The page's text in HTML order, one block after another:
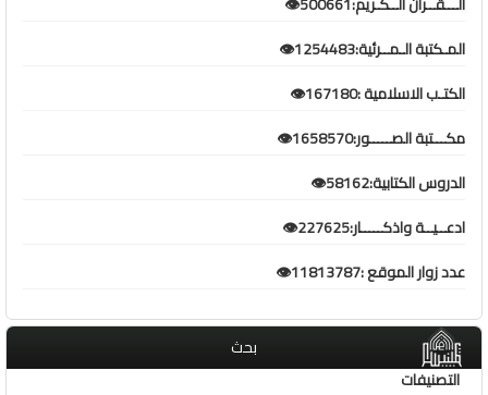
المـكتبة الـمــرئية:1254483👁️
الكتـب الاسلامية :167180👁️
مكـــتبة الصـــــور:1658570👁️
الدروس الكتابية:58162👁️
ادعــيــة واذكـــــار:227625👁️
عدد زوار الموقع :11813787👁️
بحث
التصنيفات